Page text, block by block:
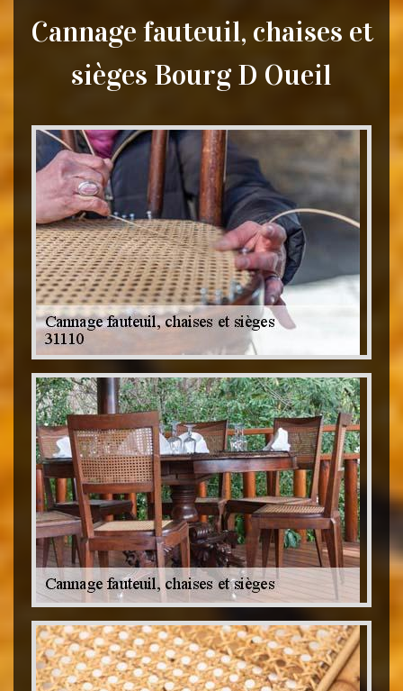
Cannage fauteuil, chaises et
sièges Bourg D Oueil